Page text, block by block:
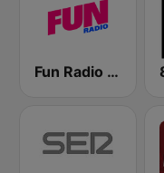
Fun Radio FRANCE